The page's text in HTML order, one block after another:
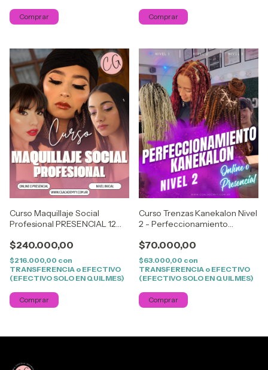
Comprar Comprar
Curso Maquillaje Social
Profesional PRESENCIAL 12
$240.000,00
$216.000,00 con
TRANSFERENCIA o EFECTIVO
(EFECTIVO SOLO EN QUILMES)
Comprar
Curso Trenzas Kanekalon Nivel
2 - Perfeccionamiento
$70.000,00
$63.000,00 con
TRANSFERENCIA o EFECTIVO
(EFECTIVO SOLO EN QUILMES)
Comprar